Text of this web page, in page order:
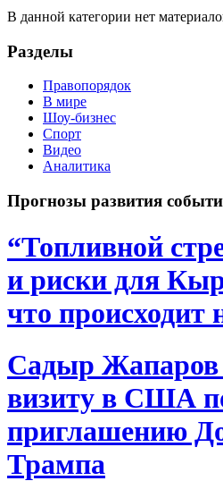
В данной категории нет
Разделы
Правопорядок
В мире
Шоу-бизнес
Спорт
Видео
Аналитика
Прогнозы развития
“Топливной
и риски для
что происходит
Садыр Жапаров
визиту в США
приглашению
Трампа